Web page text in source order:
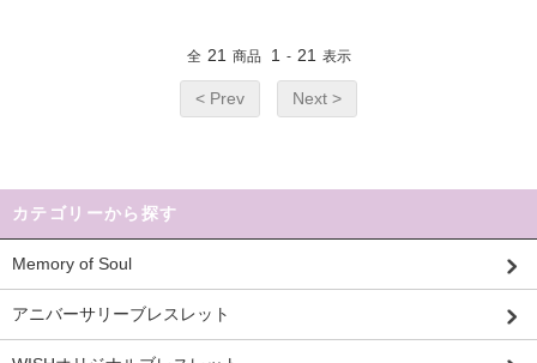
全 21 商品 1 - 21 表示
< Prev Next >
カテゴリーから探す
Memory of Soul
アニバーサリーブレスレット